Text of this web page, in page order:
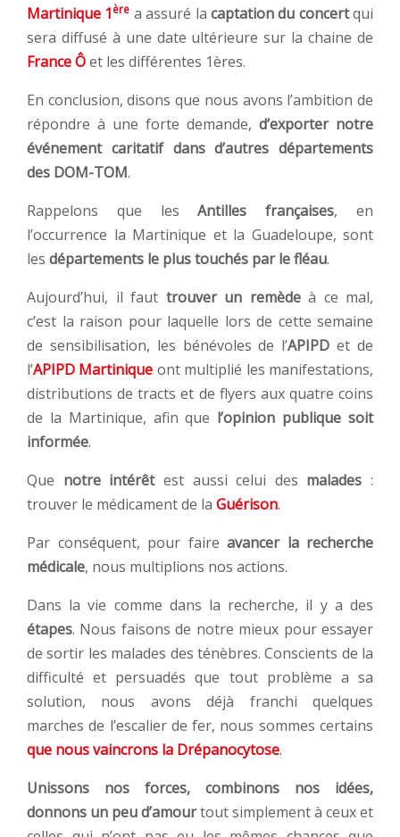
Martinique 1ère a assuré la captation du concertqui
sera diffusé à une date ultérieure sur la chaine de
France Ôet les différentes 1ères.
En conclusion, disons que nous avons l’ambition de
répondre à une forte demande, d’exporter notre
événement caritatif dans d’autres départements
des DOM-TOM.
Rappelons que lesAntilles françaises, en
l’occurrence la Martinique et la Guadeloupe, sont
les départements le plus touchés par le fléau.
Aujourd’hui, il faut trouver un remède à ce mal,
c’est la raison pour laquelle lors de cette semaine
de sensibilisation, les bénévoles de l’APIPD et de
l’APIPD Martinique ont multiplié les manifestations,
distributions de tracts et de flyers aux quatre coins
de la Martinique, afin que l’opinion publique soit
informée.
Que notre intérêtest aussi celui des malades :
trouver le médicament de la Guérison.
Par conséquent, pour faire avancer la recherche
médicale, nous multiplions nos actions.
Dans la vie comme dans la recherche, il y a des
étapes. Nous faisons de notre mieux pour essayer
de sortir les malades des ténèbres. Conscients de la
difficulté et persuadés que tout problème a sa
solution, nous avons déjà franchi quelques
marches de l’escalier de fer, nous sommes certains
que nous vaincrons la Drépanocytose.
Unissons nos forces, combinons nos idées,
donnons un peu d’amourtout simplement à ceux et